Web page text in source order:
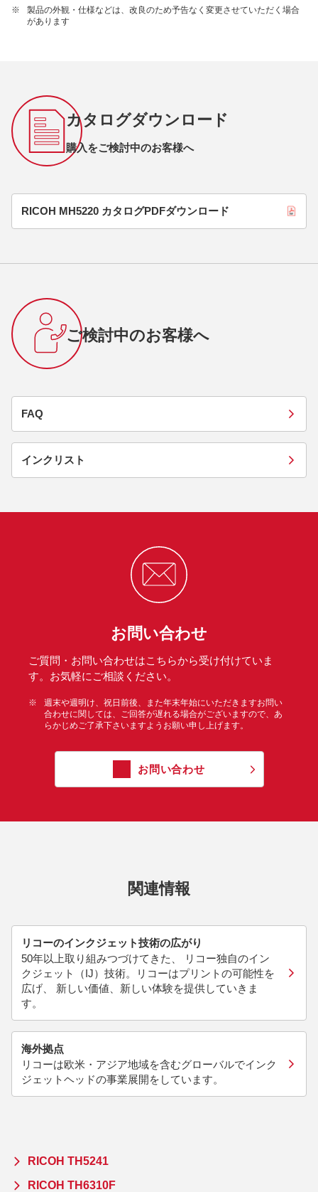
※
製品の外観・仕様などは、改良のため予告なく変更させていただく場合
があります
カタログダウンロード
購入をご検討中のお客様へ
RICOH MH5220 カタログPDFダウンロード
ご検討中のお客様へ
FAQ
インクリスト
お問い合わせ
ご質問・お問い合わせはこちらから受け付けていま
す。お気軽にご相談ください。
※
週末や週明け、祝日前後、また年末年始にいただきますお問い
合わせに関しては、ご回答が遅れる場合がございますので、あ
らかじめご了承下さいますようお願い申し上げます。
お問い合わせ
関連情報
リコーのインクジェット技術の広がり
50年以上取り組みつづけてきた、 リコー独自のイン
クジェット（IJ）技術。リコーはプリントの可能性を
広げ、 新しい価値、新しい体験を提供していきま
す。
海外拠点
リコーは欧米・アジア地域を含むグローバルでインク
ジェットヘッドの事業展開をしています。
RICOH TH5241
RICOH TH6310F